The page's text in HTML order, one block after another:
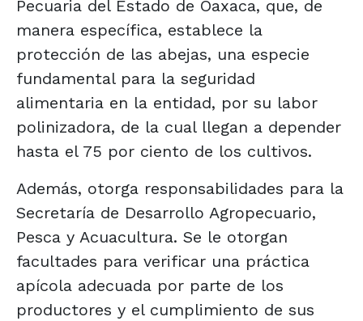
Pecuaria del Estado de Oaxaca, que, de
manera específica, establece la
protección de las abejas, una especie
fundamental para la seguridad
alimentaria en la entidad, por su labor
polinizadora, de la cual llegan a depender
hasta el 75 por ciento de los cultivos.
Además, otorga responsabilidades para la
Secretaría de Desarrollo Agropecuario,
Pesca y Acuacultura. Se le otorgan
facultades para verificar una práctica
apícola adecuada por parte de los
productores y el cumplimiento de sus